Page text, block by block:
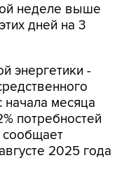
неделе выше
дней на 3
энергетики -
месяца
потребностей
сообщает
2025 года